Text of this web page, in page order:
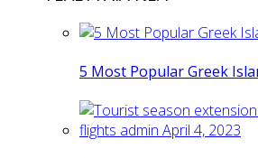
5 Most Popular Greek